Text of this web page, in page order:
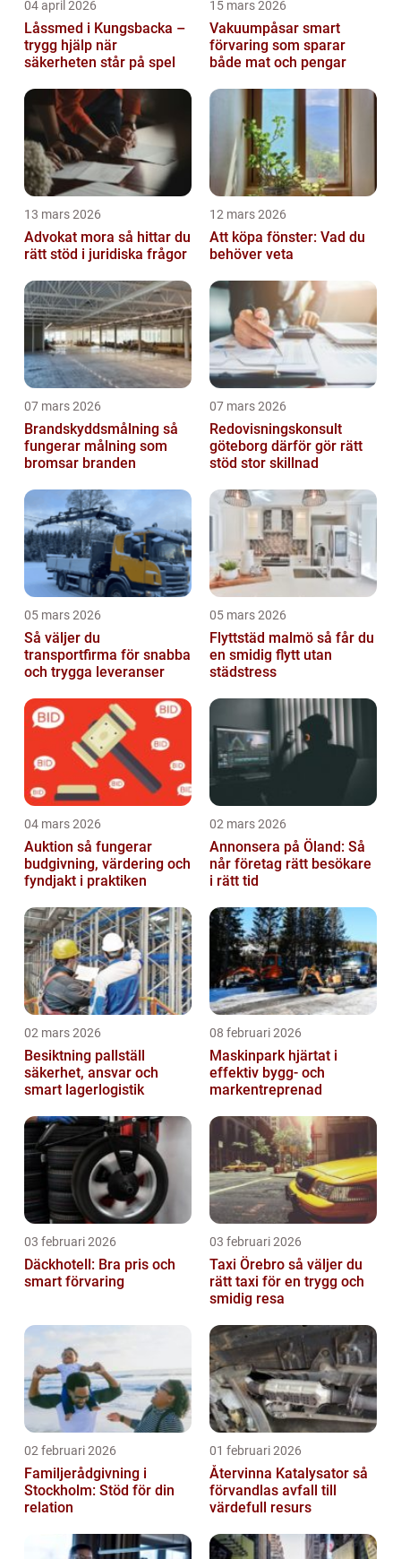
04 april 2026
Låssmed i Kungsbacka –
trygg hjälp när
säkerheten står på spel
15 mars 2026
Vakuumpåsar smart
förvaring som sparar
både mat och pengar
13 mars 2026
Advokat mora så hittar du
rätt stöd i juridiska frågor
12 mars 2026
Att köpa fönster: Vad du
behöver veta
07 mars 2026
Brandskyddsmålning så
fungerar målning som
bromsar branden
07 mars 2026
Redovisningskonsult
göteborg därför gör rätt
stöd stor skillnad
05 mars 2026
Så väljer du
transportfirma för snabba
och trygga leveranser
05 mars 2026
Flyttstäd malmö så får du
en smidig flytt utan
städstress
04 mars 2026
Auktion så fungerar
budgivning, värdering och
fyndjakt i praktiken
02 mars 2026
Annonsera på Öland: Så
når företag rätt besökare
i rätt tid
02 mars 2026
Besiktning pallställ
säkerhet, ansvar och
smart lagerlogistik
08 februari 2026
Maskinpark hjärtat i
effektiv bygg- och
markentreprenad
03 februari 2026
Däckhotell: Bra pris och
smart förvaring
03 februari 2026
Taxi Örebro så väljer du
rätt taxi för en trygg och
smidig resa
02 februari 2026
Familjerådgivning i
Stockholm: Stöd för din
relation
01 februari 2026
Återvinna Katalysator så
förvandlas avfall till
värdefull resurs